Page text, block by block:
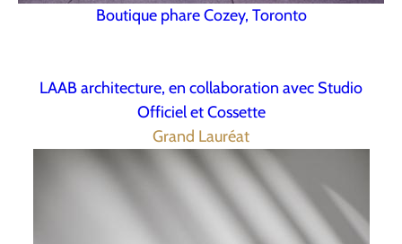
Boutique phare Cozey, Toronto
LAAB architecture, en collaboration avec Studio
Officiel et Cossette
Grand Lauréat